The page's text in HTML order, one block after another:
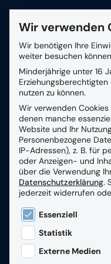
Suchfeld
Zurück
RZV
Willkommen zur
Hier finden Sie
Wichtige aus der
Sozialwirtschaft:
Services,
Ausblicke auf unsere
Wir verwenden
Wir benötigen Ihre
weiter besuchen
Minderjährige unter 16
nutzen zu können.
Wir verwenden
denen manche
Website und Ihr
Personenbezogene
IP-Adressen), z. B. für
oder Anzeigen- und
über die Verwendung
Datenschutzerklärung.
jederzeit widerrufen
Es folgt eine Liste
Essenziell
Statistik
Externe Medien